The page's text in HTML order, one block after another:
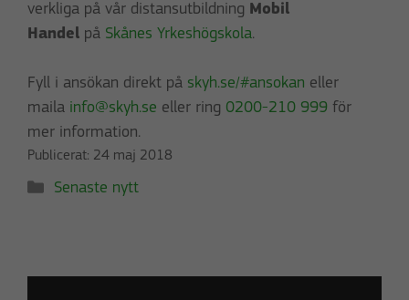
verkliga på vår distansutbildning Mobil
Handel på Skånes Yrkeshögskola.
Fyll i ansökan direkt på skyh.se/#ansokan eller
maila info@skyh.se eller ring 0200-210 999 för
mer information.
Publicerat: 24 maj 2018
Kategorier
Senaste nytt